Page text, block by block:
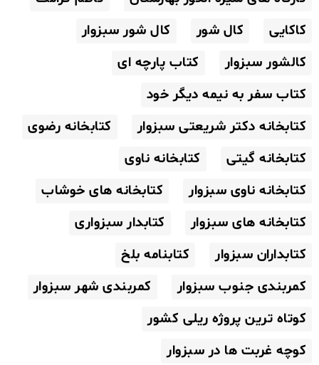
کاکایی
کال شور
کال شور سبزوار
کالشور سبزوار
کتاب پارچه ای
کتاب سفر به نیمه دیگر خود
کتابخانه دکتر شریعتی سبزوار
کتابخانه رضوی
کتابخانه گیتی
کتابخانه ناوی
کتابخانه ناوی سبزوار
کتابخانه های خوشاب
کتابخانه های سبزوار
کتابدار سبزواری
کتابداران سبزوار
کتابنامه بلخ
کمربندی جنوب سبزوار
کمربندی شهر سبزوار
کوتاه ترین پروژه ریلی کشور
کوچه غربت ها در سبزوار